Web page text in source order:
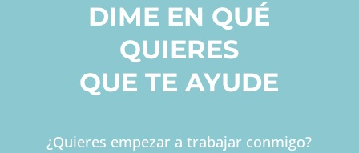
DIME EN QUÉ
QUIERES
QUE TE AYUDE
¿Quieres empezar a trabajar conmigo?